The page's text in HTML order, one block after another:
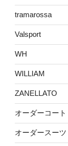
tramarossa
Valsport
WH
WILLIAM
ZANELLATO
オーダーコート
オーダースーツ